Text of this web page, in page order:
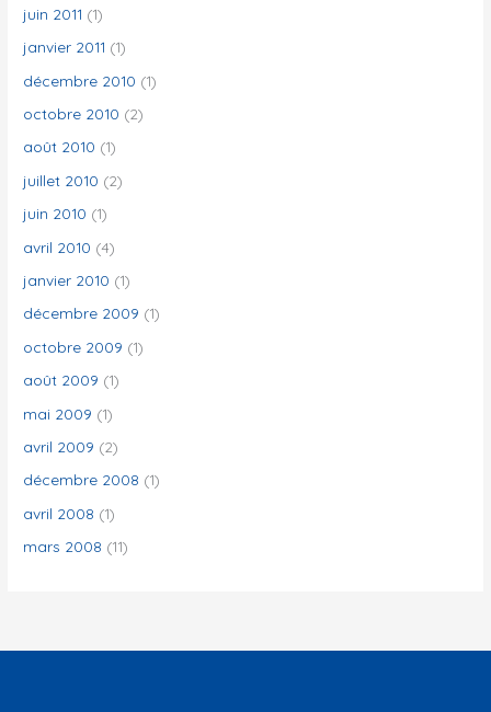
juin 2011 (1)
janvier 2011 (1)
décembre 2010 (1)
octobre 2010 (2)
août 2010 (1)
juillet 2010 (2)
juin 2010 (1)
avril 2010 (4)
janvier 2010 (1)
décembre 2009 (1)
octobre 2009 (1)
août 2009 (1)
mai 2009 (1)
avril 2009 (2)
décembre 2008 (1)
avril 2008 (1)
mars 2008 (11)